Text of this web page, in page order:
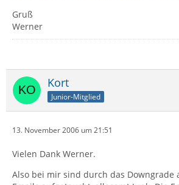
Gruß
Werner
Kort
Junior-Mitglied
13. November 2006 um 21:51
Vielen Dank Werner.
Also bei mir sind durch das Downgrade